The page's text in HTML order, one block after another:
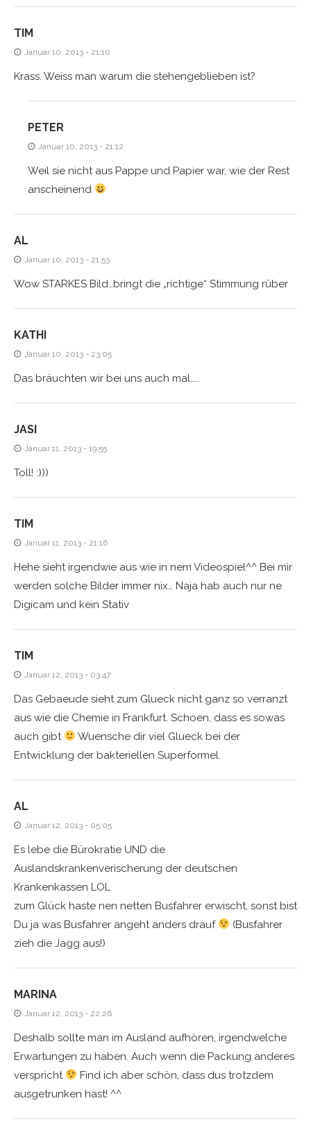
TIM
Januar 10, 2013 - 21:10
Krass. Weiss man warum die stehengeblieben ist?
PETER
Januar 10, 2013 - 21:12
Weil sie nicht aus Pappe und Papier war, wie der Rest
anscheinend
AL
Januar 10, 2013 - 21:53
Wow STARKES Bild…bringt die „richtige“ Stimmung rüber
KATHI
Januar 10, 2013 - 23:05
Das bräuchten wir bei uns auch mal…..
JASI
Januar 11, 2013 - 19:55
Toll! :)))
TIM
Januar 11, 2013 - 21:16
Hehe sieht irgendwie aus wie in nem Videospiel^^ Bei mir
werden solche Bilder immer nix… Naja hab auch nur ne
Digicam und kein Stativ
TIM
Januar 12, 2013 - 03:47
Das Gebaeude sieht zum Glueck nicht ganz so verranzt
aus wie die Chemie in Frankfurt. Schoen, dass es sowas
auch gibt
Wuensche dir viel Glueck bei der
Entwicklung der bakteriellen Superformel.
AL
Januar 12, 2013 - 05:05
Es lebe die Bürokratie UND die
Auslandskrankenverischerung der deutschen
Krankenkassen LOL
zum Glück haste nen netten Busfahrer erwischt, sonst bist
Du ja was Busfahrer angeht anders drauf
(Busfahrer
zieh die Jagg aus!)
MARINA
Januar 12, 2013 - 22:26
Deshalb sollte man im Ausland aufhören, irgendwelche
Erwartungen zu haben. Auch wenn die Packung anderes
verspricht
Find ich aber schön, dass dus trotzdem
ausgetrunken hast! ^^